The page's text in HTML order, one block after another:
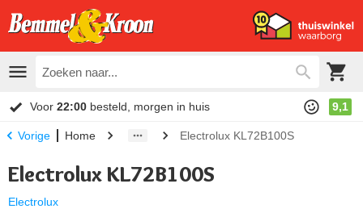
Voor 22:00 besteld, morgen in huis 9,1
Vorige Home Electrolux KL72B100S
Electrolux KL72B100S
Electrolux